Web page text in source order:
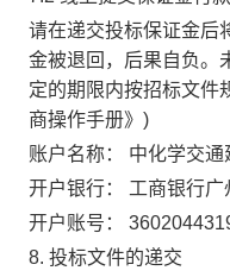
请在递交投标保证金后
金被退回，后果自负。
定的期限内按招标文件
商操作手册》)
账户名称：
中化学交通
开户银行：
工商银行广
开户账号：
8. 投标文件的递交